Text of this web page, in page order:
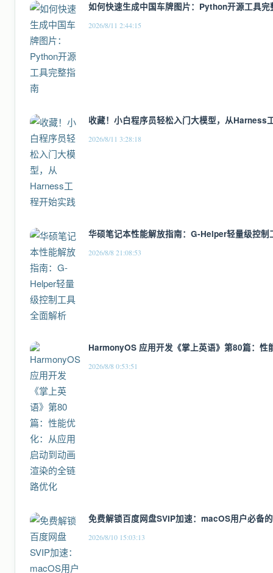
如何快速生成中国车牌图片：Python开源工具完
2026/8/11 2:44:15
收藏！小白程序员轻松入门大模型，从Harness
2026/8/11 3:28:18
华硕笔记本性能解放指南：G-Helper轻量级控制
2026/8/8 21:08:53
HarmonyOS 应用开发《掌上英语》第80篇：
2026/8/8 0:53:51
免费解锁百度网盘SVIP加速：macOS用户必备
2026/8/10 15:03:13